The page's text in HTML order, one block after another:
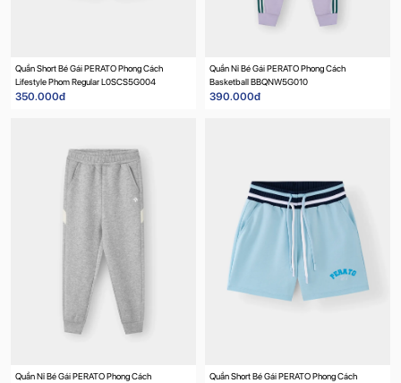
Quần Short Bé Gái PERATO Phong Cách
Lifestyle Phom Regular L0SCS5G004
350.000đ
Quần Nỉ Bé Gái PERATO Phong Cách
Basketball BBQNW5G010
390.000đ
Quần Nỉ Bé Gái PERATO Phong Cách
Quần Short Bé Gái PERATO Phong Cách